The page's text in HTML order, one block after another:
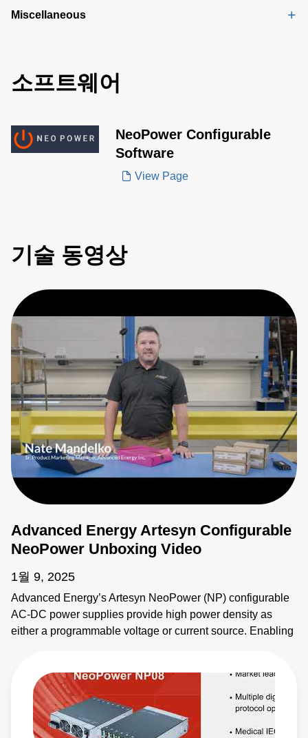
Miscellaneous
소프트웨어
NeoPower Configurable
Software
View Page
기술 동영상
Advanced Energy Artesyn Configurable
NeoPower Unboxing Video
1월 9, 2025
Advanced Energy’s Artesyn NeoPower (NP) configurable
AC-DC power supplies provide high power density as
either a programmable voltage or current source. Enabling
To enable 1,000's of output combinations, modules can be
connected in series and parallel with the configurable buss
bar system. Advanced Energy's NeoPower is certified for
both industrial and medical safety approvals, including